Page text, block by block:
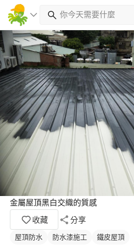
金屬屋頂黑白交織的質感
收藏
分享
屋頂防水 防水漆施工
鐵皮屋頂